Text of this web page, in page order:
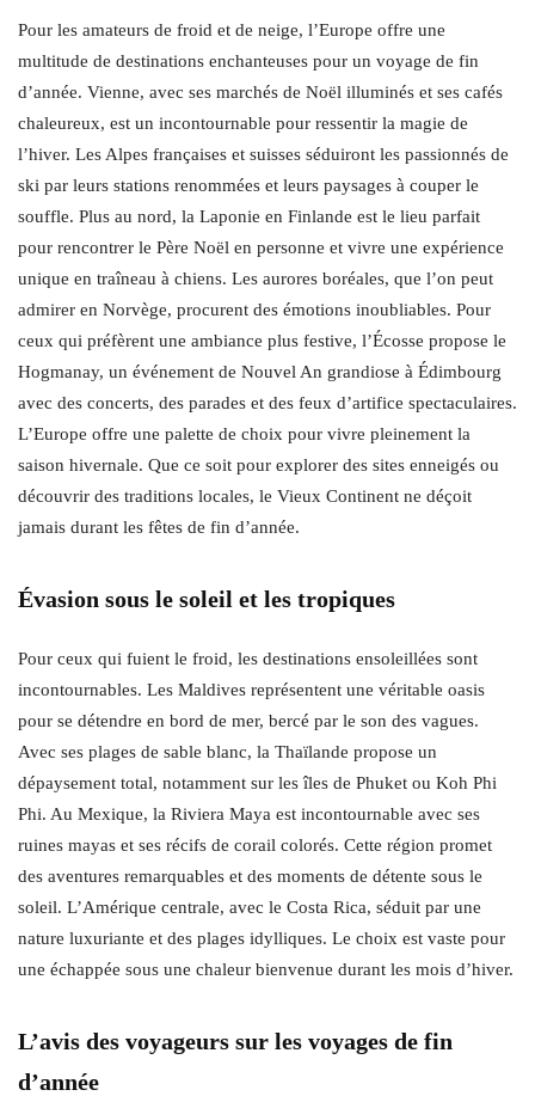
Pour les amateurs de froid et de neige, l’Europe offre une
multitude de destinations enchanteuses pour un voyage de fin
d’année. Vienne, avec ses marchés de Noël illuminés et ses cafés
chaleureux, est un incontournable pour ressentir la magie de
l’hiver. Les Alpes françaises et suisses séduiront les passionnés de
ski par leurs stations renommées et leurs paysages à couper le
souffle. Plus au nord, la Laponie en Finlande est le lieu parfait
pour rencontrer le Père Noël en personne et vivre une expérience
unique en traîneau à chiens. Les aurores boréales, que l’on peut
admirer en Norvège, procurent des émotions inoubliables. Pour
ceux qui préfèrent une ambiance plus festive, l’Écosse propose le
Hogmanay, un événement de Nouvel An grandiose à Édimbourg
avec des concerts, des parades et des feux d’artifice spectaculaires.
L’Europe offre une palette de choix pour vivre pleinement la
saison hivernale. Que ce soit pour explorer des sites enneigés ou
découvrir des traditions locales, le Vieux Continent ne déçoit
jamais durant les fêtes de fin d’année.
Évasion sous le soleil et les tropiques
Pour ceux qui fuient le froid, les destinations ensoleillées sont
incontournables. Les Maldives représentent une véritable oasis
pour se détendre en bord de mer, bercé par le son des vagues.
Avec ses plages de sable blanc, la Thaïlande propose un
dépaysement total, notamment sur les îles de Phuket ou Koh Phi
Phi. Au Mexique, la Riviera Maya est incontournable avec ses
ruines mayas et ses récifs de corail colorés. Cette région promet
des aventures remarquables et des moments de détente sous le
soleil. L’Amérique centrale, avec le Costa Rica, séduit par une
nature luxuriante et des plages idylliques. Le choix est vaste pour
une échappée sous une chaleur bienvenue durant les mois d’hiver.
L’avis des voyageurs sur les voyages de fin
d’année